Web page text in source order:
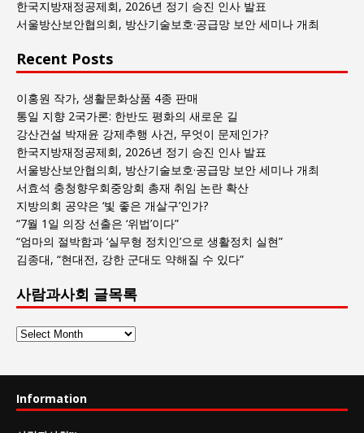
한국지방재정공제회, 2026년 정기 승진 인사 발표
서울방산보안협의회, 방산기술보호·공급망 보안 세미나 개최
Recent Posts
이홍원 작가, 생활문화상품 4종 판매
통일 지향 2국가론: 한반도 평화의 새로운 길
강산건설 박재윤 강제추행 사건, 무엇이 문제인가?
한국지방재정공제회, 2026년 정기 승진 인사 발표
서울방산보안협의회, 방산기술보호·공급망 보안 세미나 개최
서효석 충청향우회중앙회 총재 취임 논란 확산
지방의회 공약은 ‘빛 좋은 개살구’인가?
“7월 1일 의장 선출은 ‘위법’이다”
“엄마의 절박함과 ‘실무형 정치인’으로 생활정치 실현”
김종대, “현대전, 강한 군대도 약해질 수 있다”
사람과사회 글목록
사
회
Information